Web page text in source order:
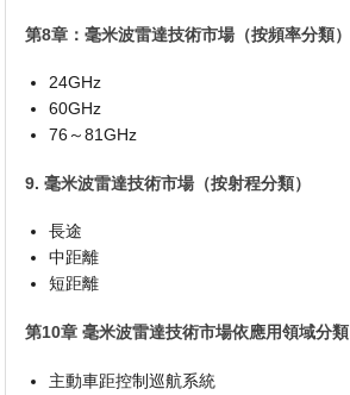
第8章：毫米波雷達技術市場（按頻率分類）
24GHz
60GHz
76～81GHz
9. 毫米波雷達技術市場（按射程分類）
長途
中距離
短距離
第10章 毫米波雷達技術市場依應用領域分類
主動車距控制巡航系統